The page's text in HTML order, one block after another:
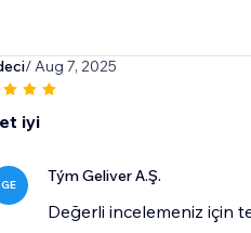
/ Aug 7, 2025
iyi
GE Tým Geliver A.Ş.
Değerli incelemeniz için